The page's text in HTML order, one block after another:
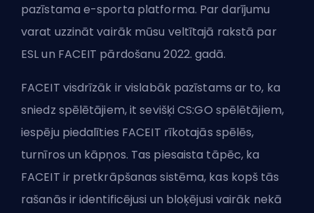
pazīstama e-sporta platforma. Par darījumu
varat uzzināt vairāk mūsu veltītajā rakstā par
ESL un FACEIT pārdošanu 2022. gadā.
FACEIT visdrīzāk ir vislabāk pazīstams ar to, ka
sniedz spēlētājiem, it sevišķi CS:GO spēlētājiem,
iespēju piedalīties FACEIT rīkotajās spēlēs,
turnīros un kāpņos. Tas piesaista tāpēc, ka
FACEIT ir pretkrāpšanas sistēma, kas kopš tās
rašanās ir identificējusi un bloķējusi vairāk nekā